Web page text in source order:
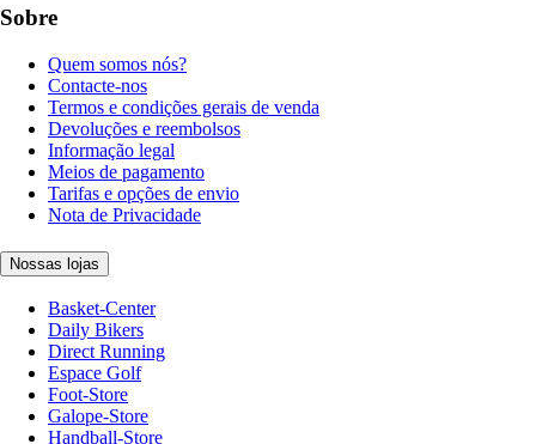
Sobre
Quem somos nós?
Contacte-nos
Termos e condições gerais de venda
Devoluções e reembolsos
Informação legal
Meios de pagamento
Tarifas e opções de envio
Nota de Privacidade
Nossas lojas
Basket-Center
Daily Bikers
Direct Running
Espace Golf
Foot-Store
Galope-Store
Handball-Store